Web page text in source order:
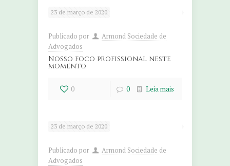
23 de março de 2020
Publicado por
Armond Sociedade de
Advogados
Nosso foco profissional neste
momento
0 0 Leia mais
23 de março de 2020
Publicado por
Armond Sociedade de
Advogados